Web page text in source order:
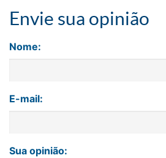
Envie sua opinião
Nome:
E-mail:
Sua opinião: